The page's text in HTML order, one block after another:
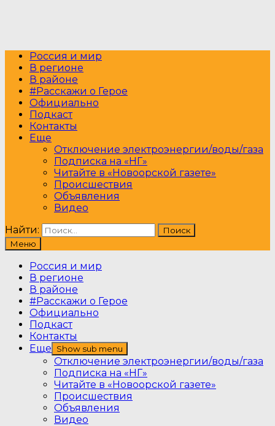
Россия и мир
В регионе
В районе
#Расскажи о Герое
Официально
Подкаст
Контакты
Еще
Отключение электроэнергии/воды/газа
Подписка на «НГ»
Читайте в «Новоорской газете»
Происшествия
Объявления
Видео
Найти:
Меню
Россия и мир
В регионе
В районе
#Расскажи о Герое
Официально
Подкаст
Контакты
Еще
Show sub menu
Отключение электроэнергии/воды/газа
Подписка на «НГ»
Читайте в «Новоорской газете»
Происшествия
Объявления
Видео